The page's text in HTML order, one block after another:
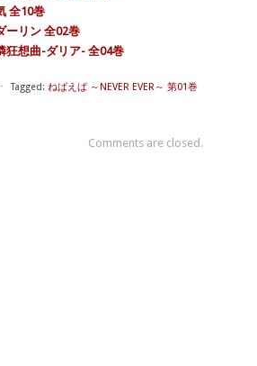
全10巻
ーリン 全02巻
狂想曲-ダリア- 全04巻
⋅ Tagged: ねばえば ～NEVER EVER～ 第01巻
Comments are closed.